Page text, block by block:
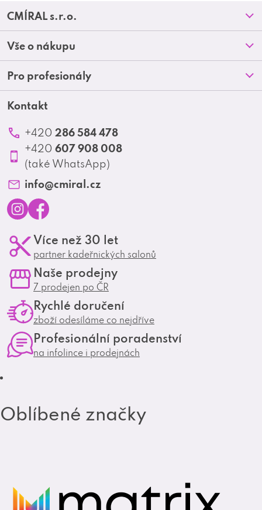
Z
á
p
a
CMÍRAL s.r.o.
Prodejny
O nás
Blog
Kontakt
Vše o nákupu
Doprava a platba
Obchodní podmínky
Reklamace a vrácení zboží
Ochrana osobních údajů
Pro profesionály
Akční letáky
Produktové katalogy
Profesionální spolupráce
Matrix Club
Kontakt
+420 286 584 478
+420 607 908 008
(také WhatsApp)
info@cmiral.cz
n
s
g
a
m
a
e
o
o
k
Více než 30 let
partner kadeřnických salonů
Naše prodejny
7 prodejen po ČR
Rychlé doručení
zboží odesíláme co nejdříve
Profesionální poradenství
na infolince i prodejnách
Oblíbené značky